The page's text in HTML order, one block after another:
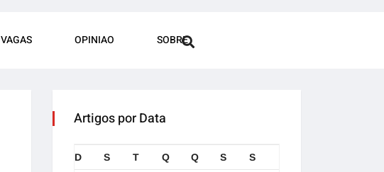
VAGAS OPINIAO SOBRE
Artigos por Data
D S T Q Q S S